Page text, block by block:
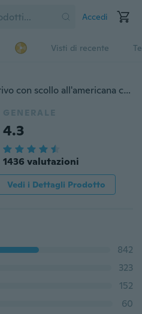
Accedi
Visti di recente
Abito lungo da spiaggia estivo con scollo all'americana con cinturino per spaghetti stile Boho
GENERALE
4.3
1436 valutazioni
Vedi i Dettagli Prodotto
842
323
152
60